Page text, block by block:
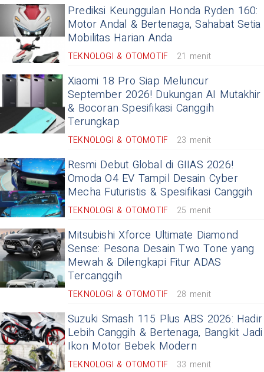
Prediksi Keunggulan Honda Ryden 160:
Motor Andal & Bertenaga, Sahabat Setia
Mobilitas Harian Anda
TEKNOLOGI & OTOMOTIF 21 menit
Xiaomi 18 Pro Siap Meluncur
September 2026! Dukungan AI Mutakhir
& Bocoran Spesifikasi Canggih
Terungkap
TEKNOLOGI & OTOMOTIF 23 menit
Resmi Debut Global di GIIAS 2026!
Omoda O4 EV Tampil Desain Cyber
Mecha Futuristis & Spesifikasi Canggih
TEKNOLOGI & OTOMOTIF 25 menit
Mitsubishi Xforce Ultimate Diamond
Sense: Pesona Desain Two Tone yang
Mewah & Dilengkapi Fitur ADAS
Tercanggih
TEKNOLOGI & OTOMOTIF 28 menit
Suzuki Smash 115 Plus ABS 2026: Hadir
Lebih Canggih & Bertenaga, Bangkit Jadi
Ikon Motor Bebek Modern
TEKNOLOGI & OTOMOTIF 33 menit